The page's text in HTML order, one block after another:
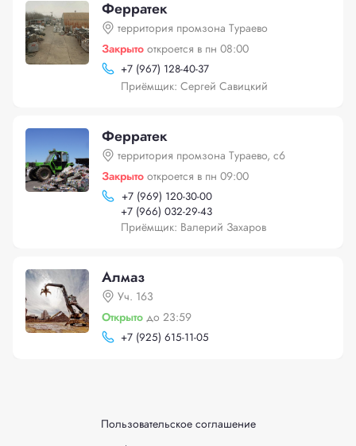
Ферратек
территория промзона Тураево
Закрыто откроется в пн 08:00
+7 (967) 128-40-37
Приёмщик: Сергей Савицкий
Ферратек
территория промзона Тураево, с6
Закрыто откроется в пн 09:00
+7 (969) 120-30-00
+7 (966) 032-29-43
Приёмщик: Валерий Захаров
Алмаз
Уч. 163
Открыто до 23:59
+7 (925) 615-11-05
Пользовательское соглашение